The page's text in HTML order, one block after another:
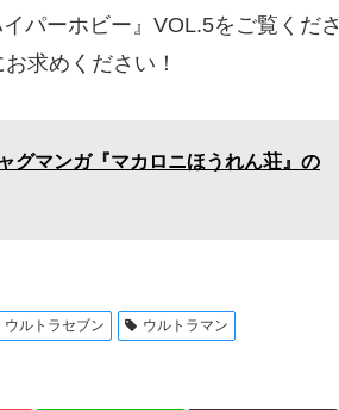
パーホビー』VOL.5をご覧くださ
求めください！
グマンガ『マカロニほうれん荘』の
ウルトラセブン ウルトラマン